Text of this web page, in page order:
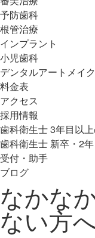
予防歯科
根管治療
インプラント
小児歯科
デンタルアートメイク
料金表
アクセス
採用情報
歯科衛生士 3年目以
歯科衛生士 新卒・2
受付・助手
ブログ
なかな
ない方